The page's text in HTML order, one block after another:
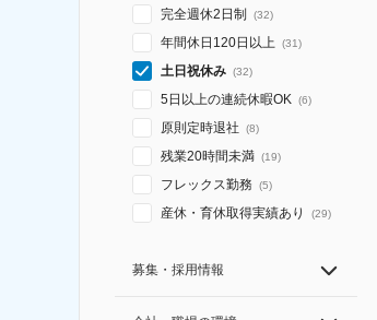
完全週休2日制 (32)
年間休日120日以上 (31)
土日祝休み (32)
5日以上の連続休暇OK (6)
原則定時退社 (8)
残業20時間未満 (19)
フレックス勤務 (5)
産休・育休取得実績あり (29)
募集・採用情報